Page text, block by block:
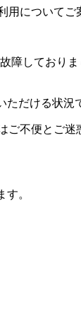
用についてご
障しており
だける状況
ご不便とご迷
。